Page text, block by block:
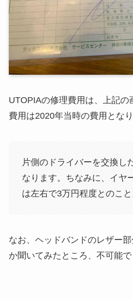
UTOPIAの修理費用は、上記の
費用は2020年当時の費用となり
片側のドライバーを交換し
なります。ちなみに、イヤ
は左右で3万円程度とのこと
なお、ヘッドバンドのレザー
か聞いてみたところ、不可能で